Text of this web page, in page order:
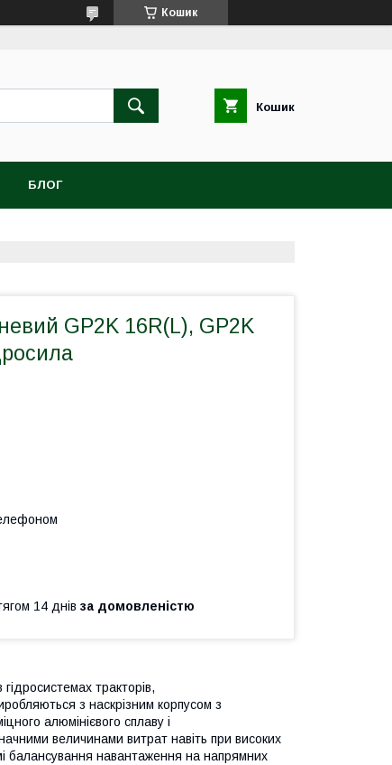
Кошик
Кошик
БЛОГ
GP2K 16R(L), GP2K
14 днів за домовленістю
тракторів,
з наскрізним корпусом з
алюмінієвого сплаву і
величинами витрат навіть при високих
балансування навантаження на напрямних